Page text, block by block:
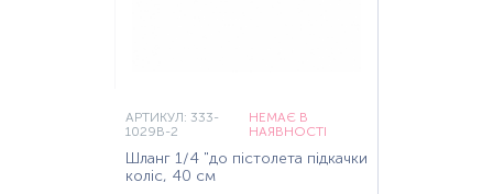
АРТИКУЛ: 333-
1029B-2
НЕМАЄ В
НАЯВНОСТІ
Шланг 1/4 "до пістолета підкачки
коліс, 40 см